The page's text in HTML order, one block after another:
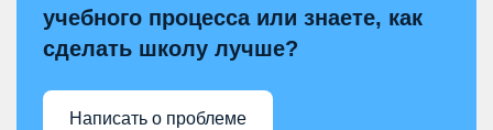
учебного процесса или знаете, как
сделать школу лучше?
Написать о проблеме